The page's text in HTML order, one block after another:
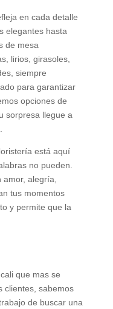
en cada detalle
elegantes hasta
de mesa
lirios, girasoles,
siempre
para garantizar
opciones de
sorpresa llegue a
está aquí
no pueden.
alegría,
tus momentos
y permite que la
que mas se
clientes, sabemos
de buscar una